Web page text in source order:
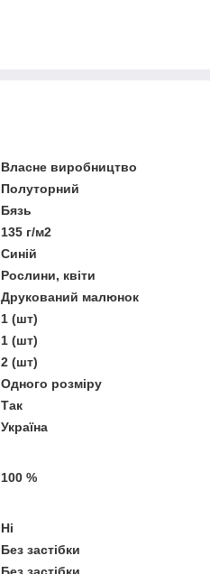
Власне виробництво
Полуторний
Бязь
135 г/м2
Синій
Рослини, квіти
Друкований малюнок
1 (шт)
1 (шт)
2 (шт)
Одного розміру
Так
Україна
100 %
Ні
Без застібки
Без застібки